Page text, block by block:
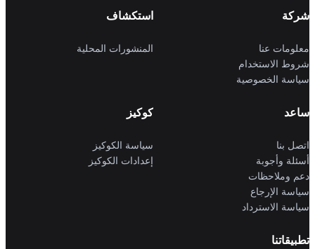
شركة
معلومات عنا
شروط الاستخدام
سياسة الخصوصية
استكشاف
المنشورات المحلية
ساعد
اتصل بنا
أسئلة وأجوبة
دعم وملاحظات
سياسة الإرجاع
سياسة الاسترداد
كوكيز
سياسة الكوكيز
إعدادات الكوكيز
تطبيقاتنا